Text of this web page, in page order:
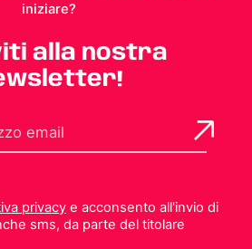
iniziare?
alla nostra
privacye acconsento all'invio di
sms, da parte del titolare